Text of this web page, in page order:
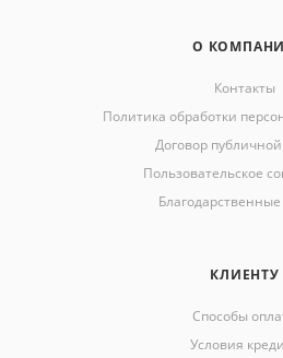
О
Контакты
Политика обработки
Договор
Пользовательское
КЛИЕНТУ
Способы
Условия